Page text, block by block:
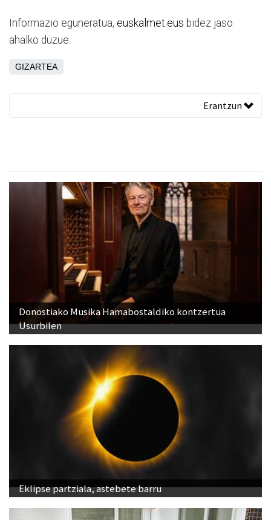
Informazio eguneratua, euskalmet.eus bidez jaso
ahalko duzue.
GIZARTEA
Erantzun
Donostiako Musika Hamabostaldiko kontzertua
Usurbilen
Eklipse partziala, astebete barru